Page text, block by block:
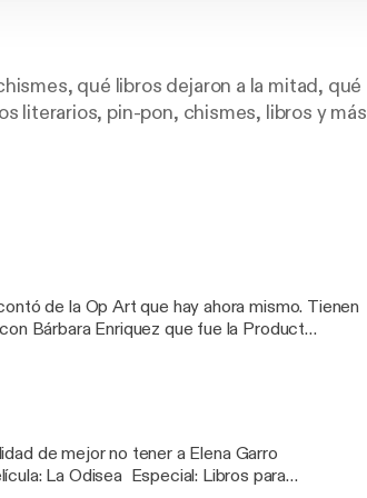
qué libros dejaron a la mitad, qué
literarios, pin-pon, chismes, libros y más
de la Op Art que hay ahora mismo. Tienen
Bárbara Enriquez que fue la Product
Libros mencionados en
pueden seguir en Instagram
by Simplecast, an
de mejor no tener a Elena Garro